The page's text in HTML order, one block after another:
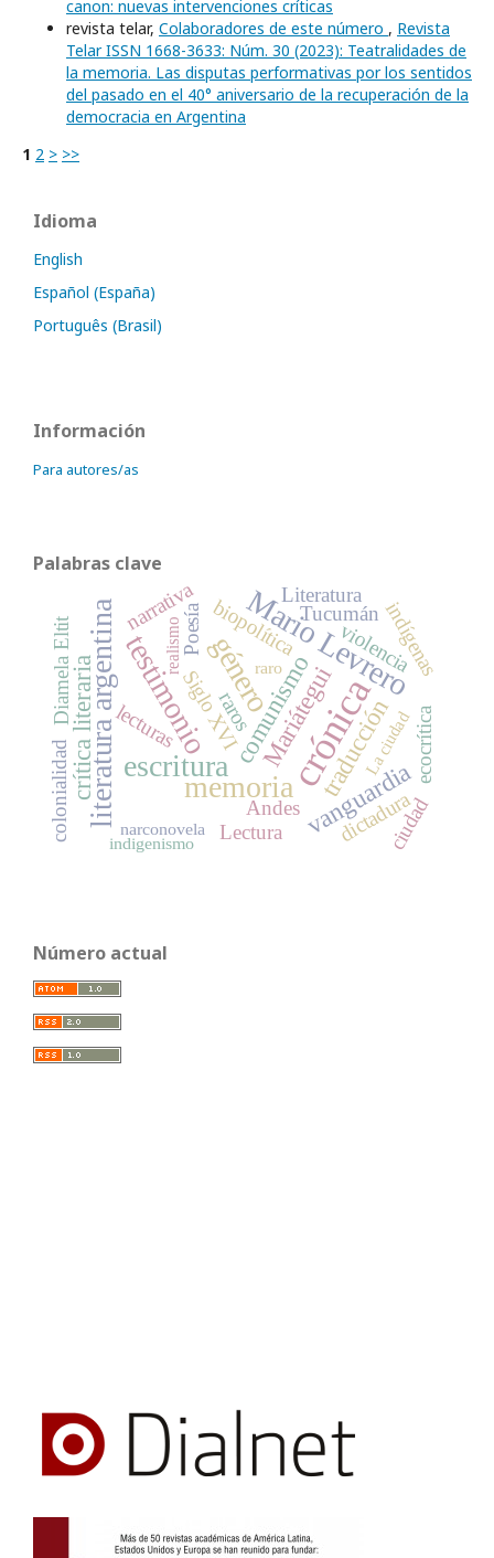
canon: nuevas intervenciones críticas
revista telar, Colaboradores de este número , Revista
Telar ISSN 1668-3633: Núm. 30 (2023): Teatralidades de
la memoria. Las disputas performativas por los sentidos
del pasado en el 40° aniversario de la recuperación de la
democracia en Argentina
1 2 > >>
Idioma
English
Español (España)
Português (Brasil)
Información
Para autores/as
Palabras clave
crónica
géneroMario Levrero
escritura
testimonio
memoria
literatura argentina comunismo
Mariáteguitraducción
vanguardia
crítica literaria
Andes
Siglo XVI
Poesía violencia
Lectura dictadura
Tucumán
raros
narrativa indígenas
colonialidad ecocrítica
lecturas
biopolíticaLiteratura
Diamela Eltit
ciudad
La ciudad
narconovela
indigenismo
realismo raro
Número actual